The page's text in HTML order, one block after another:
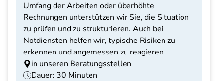
Umfang der Arbeiten oder überhöhte
Rechnungen unterstützen wir Sie, die Situation
zu prüfen und zu strukturieren. Auch bei
Notdiensten helfen wir, typische Risiken zu
erkennen und angemessen zu reagieren.
in unseren Beratungsstellen
Dauer: 30 Minuten